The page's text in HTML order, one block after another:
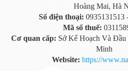
Hoàng Mai, Hà
Số điện thoại: 0935131513
Mã số thuế:
Cơ quan cấp: Sở Kế Hoạch Và
Minh
Website: https://